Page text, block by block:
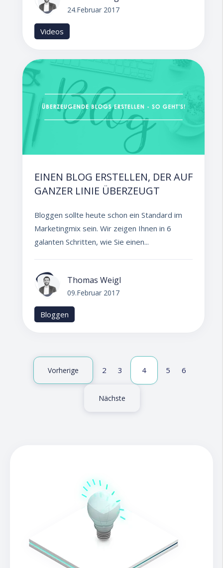
24.Februar 2017
Videos
EINEN BLOG ERSTELLEN, DER AUF
GANZER LINIE ÜBERZEUGT
Bloggen sollte heute schon ein Standard im
Marketingmix sein. Wir zeigen Ihnen in 6
galanten Schritten, wie Sie einen...
Thomas Weigl
09.Februar 2017
Bloggen
Vorherige 2 3 4 5 6
Nächste